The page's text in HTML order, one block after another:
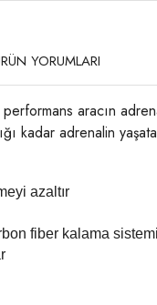
YORUMLARI
aracın
kadar adrenalin
azaltır
fiber kalama